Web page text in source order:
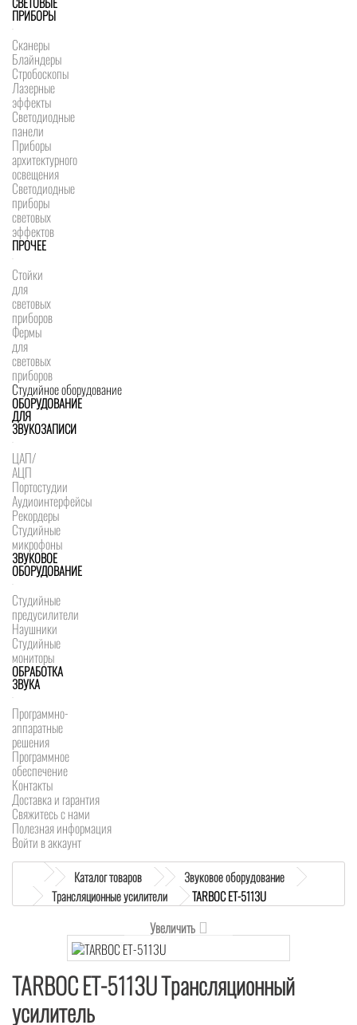
ПРИБОРЫ
Сканеры
Блайндеры
Стробоскопы
Лазерные
эффекты
Светодиодные
панели
Приборы
архитектурного
освещения
Светодиодные
приборы
световых
эффектов
ПРОЧЕЕ
Стойки
для
световых
приборов
Фермы
для
световых
приборов
Студийное оборудование
ОБОРУДОВАНИЕ
ДЛЯ
ЗВУКОЗАПИСИ
ЦАП/
АЦП
Портостудии
Аудиоинтерфейсы
Рекордеры
Студийные
микрофоны
ЗВУКОВОЕ
ОБОРУДОВАНИЕ
Студийные
предусилители
Наушники
Студийные
мониторы
ОБРАБОТКА
ЗВУКА
Программно-
аппаратные
решения
Программное
обеспечение
Контакты
Доставка и гарантия
Свяжитесь с нами
Полезная информация
Войти в аккаунт
Каталог товаров
Звуковое оборудование
Трансляционные усилители
TARBOC ET-5113U
Увеличить
TARBOC ET-5113U Трансляционный
усилитель